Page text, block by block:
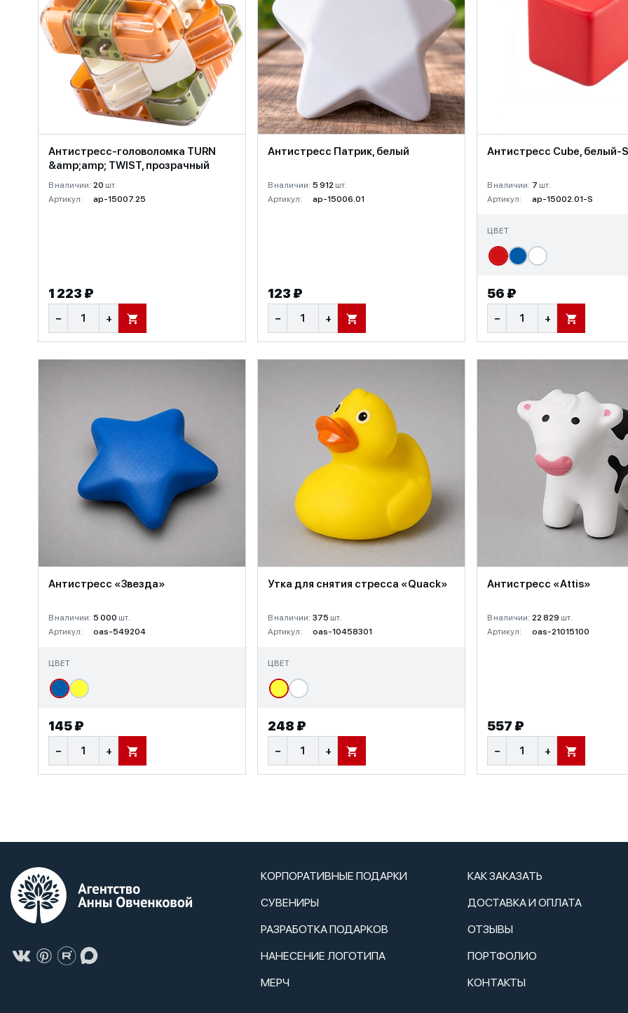
Антистресс-головоломка TURN
&amp;amp; TWIST, прозрачный
В наличии: 20 шт.
Артикул:
ap-15007.25
1 223 ₽
− + В КОРЗИНУ
Антистресс Патрик, белый
В наличии: 5 912 шт.
Артикул:
ap-15006.01
123 ₽
− + В КОРЗИНУ
Антистресс Сube, белый-S
В наличии: 7 шт.
Артикул:
ap-15002.01-S
ЦВЕТ
56 ₽
− + В КОРЗИНУ
Антистресс «Звезда»
В наличии: 5 000 шт.
Артикул:
oas-549204
ЦВЕТ
145 ₽
− + В КОРЗИНУ
Утка для снятия стресса «Quack»
В наличии: 375 шт.
Артикул:
oas-10458301
ЦВЕТ
248 ₽
− + В КОРЗИНУ
Антистресс «Attis»
В наличии: 22 829 шт.
Артикул:
oas-21015100
557 ₽
− + В КОРЗИНУ
КОРПОРАТИВНЫЕ ПОДАРКИ
СУВЕНИРЫ
РАЗРАБОТКА ПОДАРКОВ
НАНЕСЕНИЕ ЛОГОТИПА
МЕРЧ
КАК ЗАКАЗАТЬ
ДОСТАВКА И ОПЛАТА
ОТЗЫВЫ
ПОРТФОЛИО
КОНТАКТЫ